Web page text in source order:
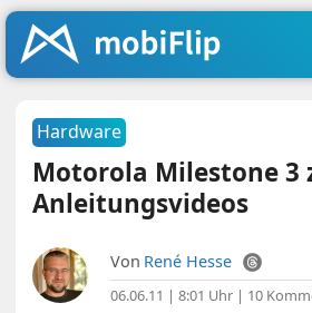
Hardware
Motorola Milestone 3
Anleitungsvideos
Von René Hesse
06.06.11 | 8:01 Uhr | 10